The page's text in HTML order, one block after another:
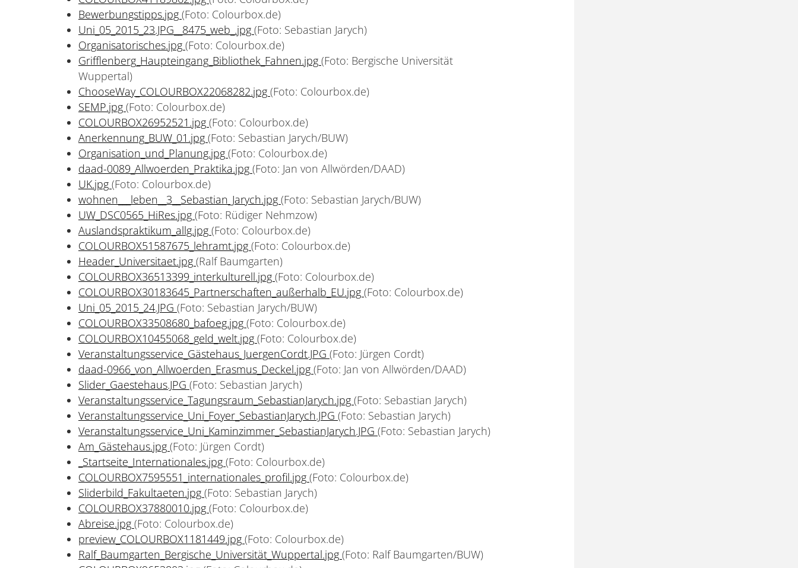
Bewerbungstipps.jpg (Foto: Colourbox.de)
Uni_05_2015_23.JPG__8475_web_.jpg (Foto: Sebastian Jarych)
Organisatorisches.jpg (Foto: Colourbox.de)
Grifflenberg_Haupteingang_Bibliothek_Fahnen.jpg (Foto: Bergische Universität
Wuppertal)
ChooseWay_COLOURBOX22068282.jpg (Foto: Colourbox.de)
SEMP.jpg (Foto: Colourbox.de)
COLOURBOX26952521.jpg (Foto: Colourbox.de)
Anerkennung_BUW_01.jpg (Foto: Sebastian Jarych/BUW)
Organisation_und_Planung.jpg (Foto: Colourbox.de)
daad-0089_Allwoerden_Praktika.jpg (Foto: Jan von Allwörden/DAAD)
UK.jpg (Foto: Colourbox.de)
wohnen___leben__3__Sebastian_Jarych.jpg (Foto: Sebastian Jarych/BUW)
UW_DSC0565_HiRes.jpg (Foto: Rüdiger Nehmzow)
Auslandspraktikum_allg.jpg (Foto: Colourbox.de)
COLOURBOX51587675_lehramt.jpg (Foto: Colourbox.de)
Header_Universitaet.jpg (Ralf Baumgarten)
COLOURBOX36513399_interkulturell.jpg (Foto: Colourbox.de)
COLOURBOX30183645_Partnerschaften_außerhalb_EU.jpg (Foto: Colourbox.de)
Uni_05_2015_24.JPG (Foto: Sebastian Jarych/BUW)
COLOURBOX33508680_bafoeg.jpg (Foto: Colourbox.de)
COLOURBOX10455068_geld_welt.jpg (Foto: Colourbox.de)
Veranstaltungsservice_Gästehaus_JuergenCordt.JPG (Foto: Jürgen Cordt)
daad-0966_von_Allwoerden_Erasmus_Deckel.jpg (Foto: Jan von Allwörden/DAAD)
Slider_Gaestehaus.JPG (Foto: Sebastian Jarych)
Veranstaltungsservice_Tagungsraum_SebastianJarych.jpg (Foto: Sebastian Jarych)
Veranstaltungsservice_Uni_Foyer_SebastianJarych.JPG (Foto: Sebastian Jarych)
Veranstaltungsservice_Uni_Kaminzimmer_SebastianJarych.JPG (Foto: Sebastian Jarych)
Am_Gästehaus.jpg (Foto: Jürgen Cordt)
_Startseite_Internationales.jpg (Foto: Colourbox.de)
COLOURBOX7595551_internationales_profil.jpg (Foto: Colourbox.de)
Sliderbild_Fakultaeten.jpg (Foto: Sebastian Jarych)
COLOURBOX37880010.jpg (Foto: Colourbox.de)
Abreise.jpg (Foto: Colourbox.de)
preview_COLOURBOX1181449.jpg (Foto: Colourbox.de)
Ralf_Baumgarten_Bergische_Universität_Wuppertal.jpg (Foto: Ralf Baumgarten/BUW)